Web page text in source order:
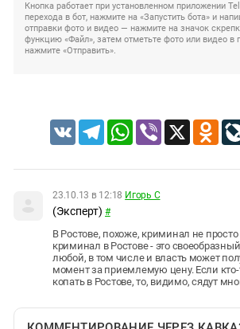
Кнопка работает при установленном приложении
перехода в бот, нажмите на «Запустить бота» и
отправки фото и видео — нажмите на значок
функцию «Файл», затем отметьте фото или видео в
нажмите «Отправить».
VK TelegramWhatsApp
Viber X
23.10.13 в 12:18 Игорь С
(Эксперт) #
В Ростове, похоже, криминал не
криминал в Ростове - это
любой, в том числе и власть может
момент за приемлемую цену. Если кто-
копать в Ростове, то, видимо, сядут